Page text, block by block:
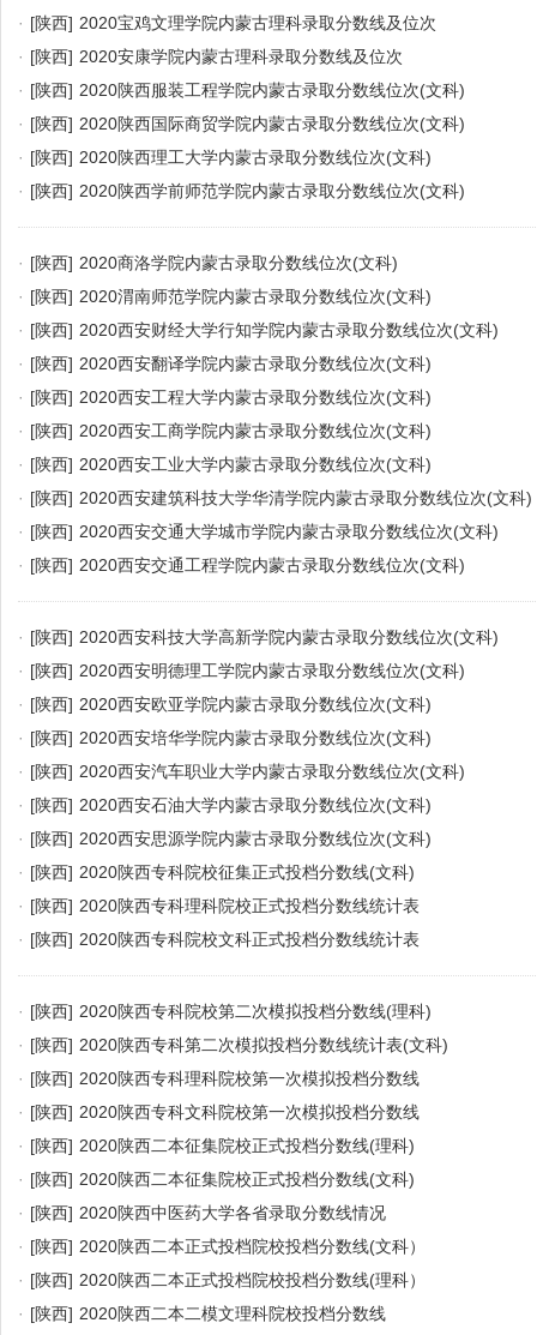
· [陕西] 2020宝鸡文理学院内蒙古理科录取分数线及位次
· [陕西] 2020安康学院内蒙古理科录取分数线及位次
· [陕西] 2020陕西服装工程学院内蒙古录取分数线位次(文科)
· [陕西] 2020陕西国际商贸学院内蒙古录取分数线位次(文科)
· [陕西] 2020陕西理工大学内蒙古录取分数线位次(文科)
· [陕西] 2020陕西学前师范学院内蒙古录取分数线位次(文科)
· [陕西] 2020商洛学院内蒙古录取分数线位次(文科)
· [陕西] 2020渭南师范学院内蒙古录取分数线位次(文科)
· [陕西] 2020西安财经大学行知学院内蒙古录取分数线位次(文科)
· [陕西] 2020西安翻译学院内蒙古录取分数线位次(文科)
· [陕西] 2020西安工程大学内蒙古录取分数线位次(文科)
· [陕西] 2020西安工商学院内蒙古录取分数线位次(文科)
· [陕西] 2020西安工业大学内蒙古录取分数线位次(文科)
· [陕西] 2020西安建筑科技大学华清学院内蒙古录取分数线位次(文科)
· [陕西] 2020西安交通大学城市学院内蒙古录取分数线位次(文科)
· [陕西] 2020西安交通工程学院内蒙古录取分数线位次(文科)
· [陕西] 2020西安科技大学高新学院内蒙古录取分数线位次(文科)
· [陕西] 2020西安明德理工学院内蒙古录取分数线位次(文科)
· [陕西] 2020西安欧亚学院内蒙古录取分数线位次(文科)
· [陕西] 2020西安培华学院内蒙古录取分数线位次(文科)
· [陕西] 2020西安汽车职业大学内蒙古录取分数线位次(文科)
· [陕西] 2020西安石油大学内蒙古录取分数线位次(文科)
· [陕西] 2020西安思源学院内蒙古录取分数线位次(文科)
· [陕西] 2020陕西专科院校征集正式投档分数线(文科)
· [陕西] 2020陕西专科理科院校正式投档分数线统计表
· [陕西] 2020陕西专科院校文科正式投档分数线统计表
· [陕西] 2020陕西专科院校第二次模拟投档分数线(理科)
· [陕西] 2020陕西专科第二次模拟投档分数线统计表(文科)
· [陕西] 2020陕西专科理科院校第一次模拟投档分数线
· [陕西] 2020陕西专科文科院校第一次模拟投档分数线
· [陕西] 2020陕西二本征集院校正式投档分数线(理科)
· [陕西] 2020陕西二本征集院校正式投档分数线(文科)
· [陕西] 2020陕西中医药大学各省录取分数线情况
· [陕西] 2020陕西二本正式投档院校投档分数线(文科）
· [陕西] 2020陕西二本正式投档院校投档分数线(理科）
· [陕西] 2020陕西二本二模文理科院校投档分数线